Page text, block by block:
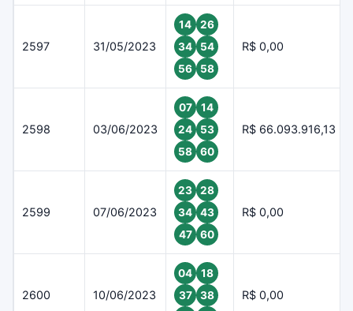
2597 31/05/2023
14
26
34
54
56
58
R$ 0,00
2598 03/06/2023
07
14
24
53
58
60
R$ 66.093.916,13
2599 07/06/2023
23
28
34
43
47
60
R$ 0,00
2600 10/06/2023
04
18
37
38
R$ 0,00